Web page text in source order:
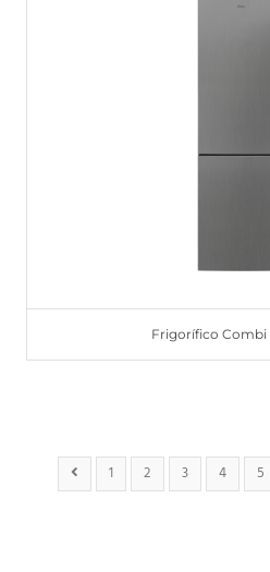
Frigorífico Combi
1 2 3 4 5